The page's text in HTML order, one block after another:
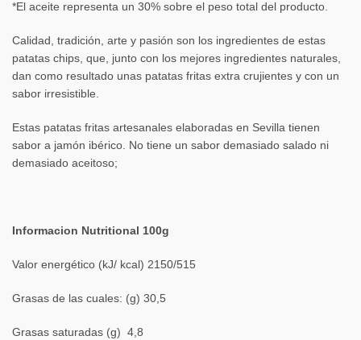
*El aceite representa un 30% sobre el peso total del producto.
Calidad, tradición, arte y pasión son los ingredientes de estas
patatas chips, que, junto con los mejores ingredientes naturales,
dan como resultado unas patatas fritas extra crujientes y con un
sabor irresistible.
Estas patatas fritas artesanales elaboradas en Sevilla tienen
sabor a jamón ibérico. No tiene un sabor demasiado salado ni
demasiado aceitoso;
Informacion Nutritional 100g
Valor energético (kJ/ kcal) 2150/515
Grasas de las cuales: (g) 30,5
Grasas saturadas (g) 4,8